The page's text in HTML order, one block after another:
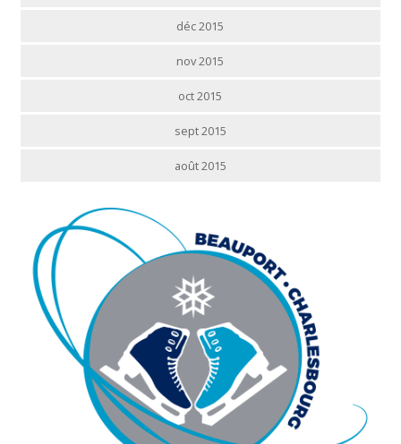
déc 2015
nov 2015
oct 2015
sept 2015
août 2015